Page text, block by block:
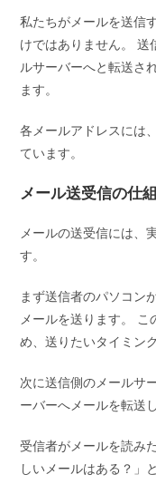
私たちがメールを送信
けではありません。 送
ルサーバーへと転送さ
ます。
各メールアドレスには
ています。
メール送受信の仕
メールの送受信には、
す。
まず送信者のパソコン
メールを送ります。 こ
め、送りたいタイミン
次に送信側のメールサ
ーバーへメールを転送し
受信者がメールを読み
しいメールはある？」